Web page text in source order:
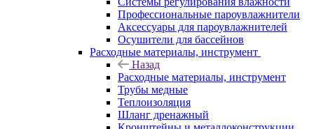
Профессиональные пароувлажнители
Аксессуары для пароувлажнителей
Осушители для бассейнов
Расходные материалы, инструмент
Назад
Расходные материалы, инструмент
Трубы медные
Теплоизоляция
Шланг дренажный